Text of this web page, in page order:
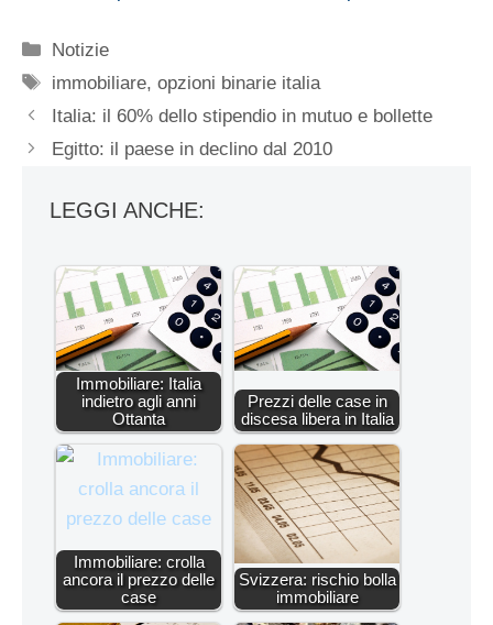
Categorie
Notizie
Tag
immobiliare,opzioni binarie italia
Italia: il 60% dello stipendio in mutuo e bollette
Egitto: il paese in declino dal 2010
LEGGI ANCHE:
Immobiliare: Italia
indietro agli anni
Ottanta
Prezzi delle case in
discesa libera in Italia
Immobiliare: crolla
ancora il prezzo delle
case
Svizzera: rischio bolla
immobiliare